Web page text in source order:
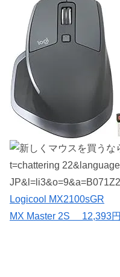
Logicool MX2100sGR
MX Master 2S 12,393円